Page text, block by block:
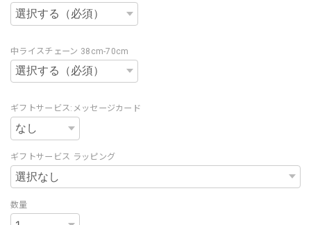
中ライスチェーン 38cm-70cm
ギフトサービス:メッセージカード
ギフトサービス ラッピング
数量